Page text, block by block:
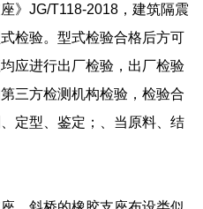
》JG/T118-2018，建筑隔震
检验。型式检验合格后方可
应进行出厂检验，出厂检验
三方检测机构检验，检验合
定型、鉴定；、当原料、结